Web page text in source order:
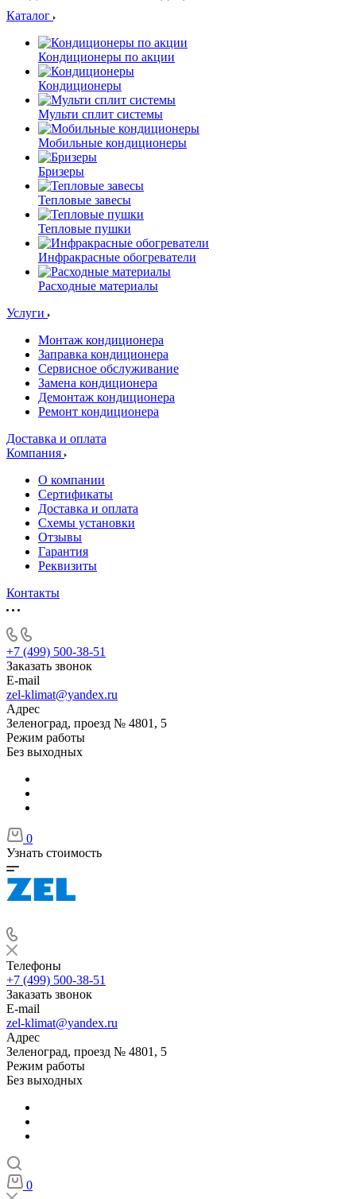
Каталог
Кондиционеры по акции
Кондиционеры
Мульти сплит системы
Мобильные кондиционеры
Бризеры
Тепловые завесы
Тепловые пушки
Инфракрасные обогреватели
Расходные материалы
Услуги
Монтаж кондиционера
Заправка кондиционера
Сервисное обслуживание
Замена кондиционера
Демонтаж кондиционера
Ремонт кондиционера
Доставка и оплата
Компания
О компании
Сертификаты
Доставка и оплата
Схемы установки
Отзывы
Гарантия
Реквизиты
Контакты
+7 (499) 500-38-51
Заказать звонок
E-mail
zel-klimat@yandex.ru
Адрес
Зеленоград, проезд № 4801, 5
Режим работы
Без выходных
0
Узнать стоимость
Телефоны
+7 (499) 500-38-51
Заказать звонок
E-mail
zel-klimat@yandex.ru
Адрес
Зеленоград, проезд № 4801, 5
Режим работы
Без выходных
0